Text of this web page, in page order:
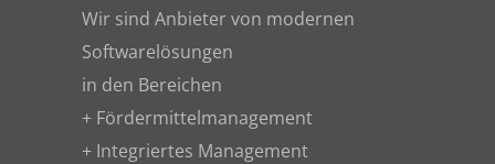
Wir sind Anbieter von modernen
Softwarelösungen
in den Bereichen
+ Fördermittelmanagement
+ Integriertes Management